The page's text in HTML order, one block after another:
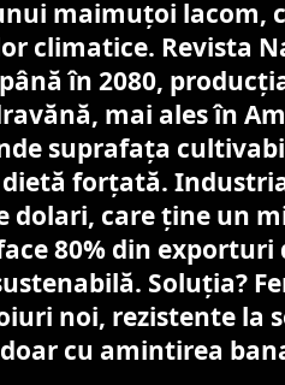
maimuțoi lacom,
climatice. Revista
în 2080,
mai ales în
suprafața
dietă forțată.
dolari, care ține un
80% din exporturi
Soluția?
noi, rezistente la
cu amintirea